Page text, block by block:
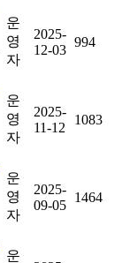
운
영
자
2025-
12-03
994
운
영
자
2025-
11-12
1083
운
영
자
2025-
09-05
1464
운